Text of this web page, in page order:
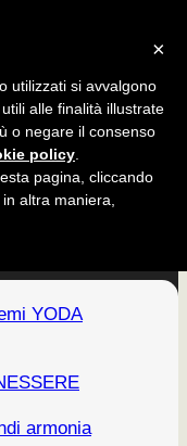
YODA
armonia
×
utilizzati si avvalgono
alle finalità illustrate
o negare il consenso
policy
pagina, cliccando
altra maniera,